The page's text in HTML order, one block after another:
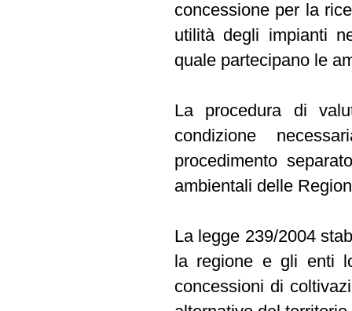
concessione per la
utilità degli impianti
quale partecipano le
La procedura di
condizione
procedimento
ambientali delle
La legge 239/2004
la regione e gli enti
concessioni di